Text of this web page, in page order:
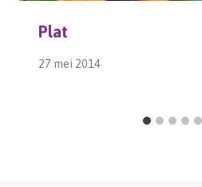
Plat
27 mei 2014